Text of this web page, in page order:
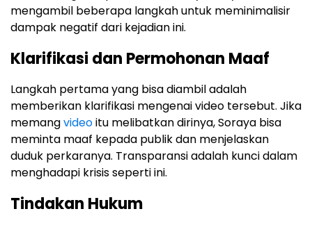
mengambil beberapa langkah untuk meminimalisir
dampak negatif dari kejadian ini.
Klarifikasi dan Permohonan Maaf
Langkah pertama yang bisa diambil adalah
memberikan klarifikasi mengenai video tersebut. Jika
memangvideoitu melibatkan dirinya, Soraya bisa
meminta maaf kepada publik dan menjelaskan
duduk perkaranya. Transparansi adalah kunci dalam
menghadapi krisis seperti ini.
Tindakan Hukum